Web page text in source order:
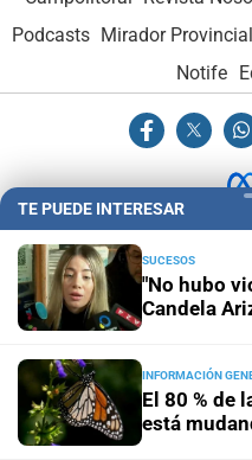
Podcasts Mirador Provincial
Notife
Hemeroteca Digital (1930-
Administración y
Opcionales con
El Litoral
TE PUEDE INTERESAR
SUCESOS
"No hubo
Candela
INFORMACIÓN
El 80 % de
está